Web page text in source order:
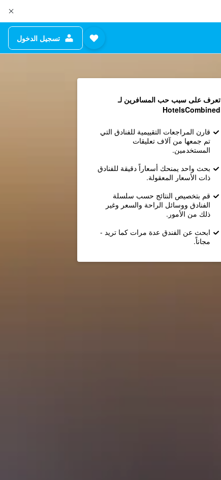
تسجيل الدخول
تعرف على سبب حب المسافرين لـ
HotelsCombined
قارن المراجعات التقييمية للفنادق التي
تم جمعها من آلاف تعليقات
المستخدمين.
بحث واحد يمنحك أسعاراً دقيقة للفنادق
ذات الأسعار المعقولة.
قم بتخصيص النتائج حسب سلسلة
الفنادق ووسائل الراحة والسعر وغير
ذلك من الأمور.
ابحث عن الفندق عدة مرات كما تريد -
مجاناً.